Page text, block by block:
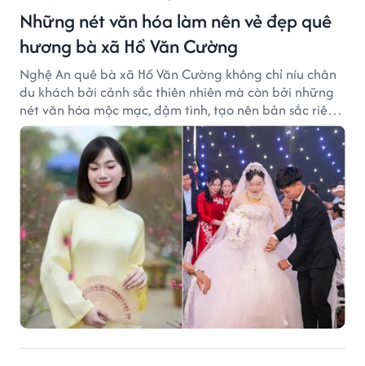
Những nét văn hóa làm nên vẻ đẹp quê
hương bà xã Hồ Văn Cường
Nghệ An quê bà xã Hồ Văn Cường không chỉ níu chân
du khách bởi cảnh sắc thiên nhiên mà còn bởi những
nét văn hóa mộc mạc, đậm tình, tạo nên bản sắc riêng
của vùng đất xứ Nghệ.